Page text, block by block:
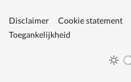
Disclaimer Cookie statement
Toegankelijkheid